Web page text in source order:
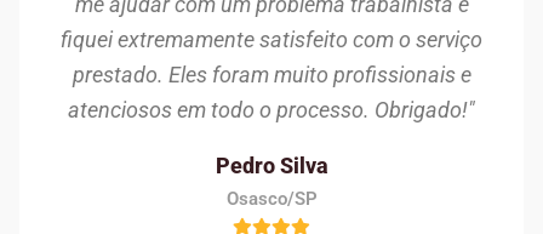
fiquei extremamente satisfeito com o serviço
prestado. Eles foram muito profissionais e
atenciosos em todo o processo. Obrigado!"
Pedro Silva
Osasco/SP